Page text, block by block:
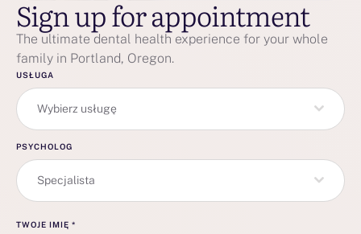
Sign up for appointment
The ultimate dental health experience for your whole
family in Portland, Oregon.
USŁUGA
Wybierz usługę
PSYCHOLOG
Specjalista
TWOJE IMIĘ *